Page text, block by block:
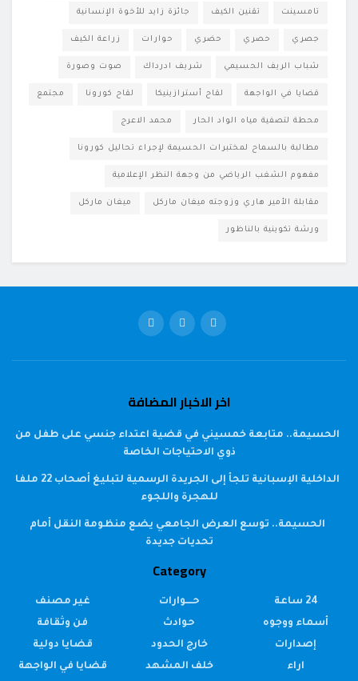
تامسينت تقنين الكيف جائزة زايد للأخوة الإنسانية
جصري حصري حضري حوارات زراعة الكيف
شباب الريف الحسيمي شريف ادرداك صوت وصورة
قضايا في الواجهة لقاح أسترازينيكا لقاح كورونا مجتمع
محطة لتصفية مياه الواد الحار محمد الاعرج
مطالبة بالسماح لمختبرات الحسيمة لإجراء تحاليل كورونا
مفهوم الشغب الرياضي من وجهة النظر الإعلامية
مقابلة الأمير هاري وزوجته ميغان ماركل ميغان ماركل
ورشة تكوينية بالناظور
اخر الاخبار المضافة
الحسيمة.. متابعة خمسيني في قضية اعتداء جنسي على طفل من
ذوي الاحتياجات الخاصة
الداخلية الإسبانية تلجأ إلى الجريدة الرسمية لتبليغ أصحاب 22 ملفا
للهجرة واللجوء
الحسيمة.. توسع العرض الجامعي يضع منظومة النقل أمام
تحديات جديدة
Category
24 ساعة
أسماء ووجوه
إصدارات
اراء
حــــوارات
حوادث
خارج الحدود
خلف المشهد
غير مصنف
فن وثقافة
قضايا دولية
قضايا في الواجهة